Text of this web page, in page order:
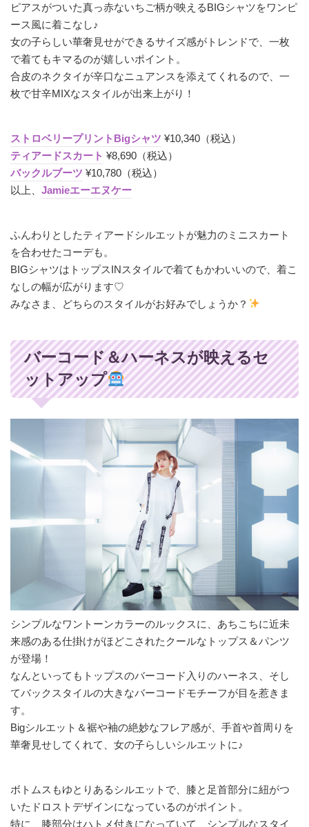
ピアスがついた真っ赤ないちご柄が映えるBIGシャツをワンピ
ース風に着こなし♪
女の子らしい華奢見せができるサイズ感がトレンドで、一枚
で着てもキマるのが嬉しいポイント。
合皮のネクタイが辛口なニュアンスを添えてくれるので、一
枚で甘辛MIXなスタイルが出来上がり！
ストロベリープリントBigシャツ ¥10,340（税込）
ティアードスカート ¥8,690（税込）
バックルブーツ ¥10,780（税込）
以上、 Jamieエーエヌケー
ふんわりとしたティアードシルエットが魅力のミニスカート
を合わせたコーデも。
BIGシャツはトップスINスタイルで着てもかわいいので、着こ
なしの幅が広がります♡
みなさま、どちらのスタイルがお好みでしょうか？
バーコード＆ハーネスが映えるセ
ットアップ
シンプルなワントーンカラーのルックスに、あちこちに近未
来感のある仕掛けがほどこされたクールなトップス＆パンツ
が登場！
なんといってもトップスのバーコード入りのハーネス、そし
てバックスタイルの大きなバーコードモチーフが目を惹きま
す。
Bigシルエット＆裾や袖の絶妙なフレア感が、手首や首周りを
華奢見せしてくれて、女の子らしいシルエットに♪
ボトムスもゆとりあるシルエットで、膝と足首部分に紐がつ
いたドロストデザインになっているのがポイント。
特に、膝部分はハトメ付きになっていて、シンプルなスタイ